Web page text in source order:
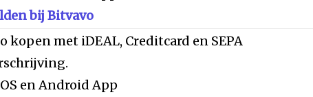
bij Bitvavo
kopen met iDEAL, Creditcard en SEPA
en Android App